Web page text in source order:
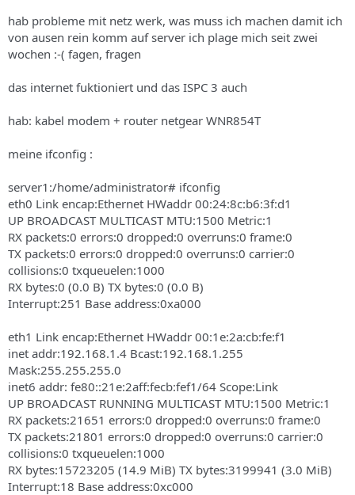
h
e
m
t
u
m
hab probleme mit netz werk, was muss ich machen damit ich
von ausen rein komm auf server ich plage mich seit zwei
wochen :-( fagen, fragen
das internet fuktioniert und das ISPC 3 auch
hab: kabel modem + router netgear WNR854T
meine ifconfig :
server1:/home/administrator# ifconfig
eth0 Link encap:Ethernet HWaddr 00:24:8c:b6:3f:d1
UP BROADCAST MULTICAST MTU:1500 Metric:1
RX packets:0 errors:0 dropped:0 overruns:0 frame:0
TX packets:0 errors:0 dropped:0 overruns:0 carrier:0
collisions:0 txqueuelen:1000
RX bytes:0 (0.0 B) TX bytes:0 (0.0 B)
Interrupt:251 Base address:0xa000
eth1 Link encap:Ethernet HWaddr 00:1e:2a:cb:fe:f1
inet addr:192.168.1.4 Bcast:192.168.1.255
Mask:255.255.255.0
inet6 addr: fe80::21e:2aff:fecb:fef1/64 Scope:Link
UP BROADCAST RUNNING MULTICAST MTU:1500 Metric:1
RX packets:21651 errors:0 dropped:0 overruns:0 frame:0
TX packets:21801 errors:0 dropped:0 overruns:0 carrier:0
collisions:0 txqueuelen:1000
RX bytes:15723205 (14.9 MiB) TX bytes:3199941 (3.0 MiB)
Interrupt:18 Base address:0xc000